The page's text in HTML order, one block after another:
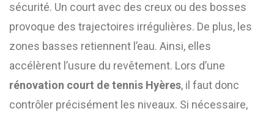
sécurité. Un court avec des creux ou des bosses
provoque des trajectoires irrégulières. De plus, les
zones basses retiennent l’eau. Ainsi, elles
accélèrent l’usure du revêtement. Lors d’une
rénovation court de tennis Hyères, il faut donc
contrôler précisément les niveaux. Si nécessaire,